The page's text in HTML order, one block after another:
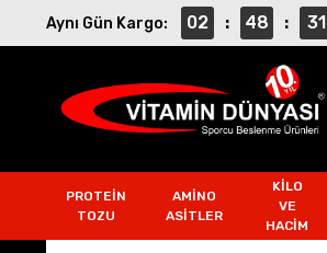
Aynı Gün Kargo: 02 : 48 : 30
PROTEIN
TOZU
AMINO
ASITLER
KILO
VE
HACIM